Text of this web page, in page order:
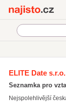
Erotické seznamky
ELITE Date s.r.o.
Seznamka pro
Nejspolehlivější